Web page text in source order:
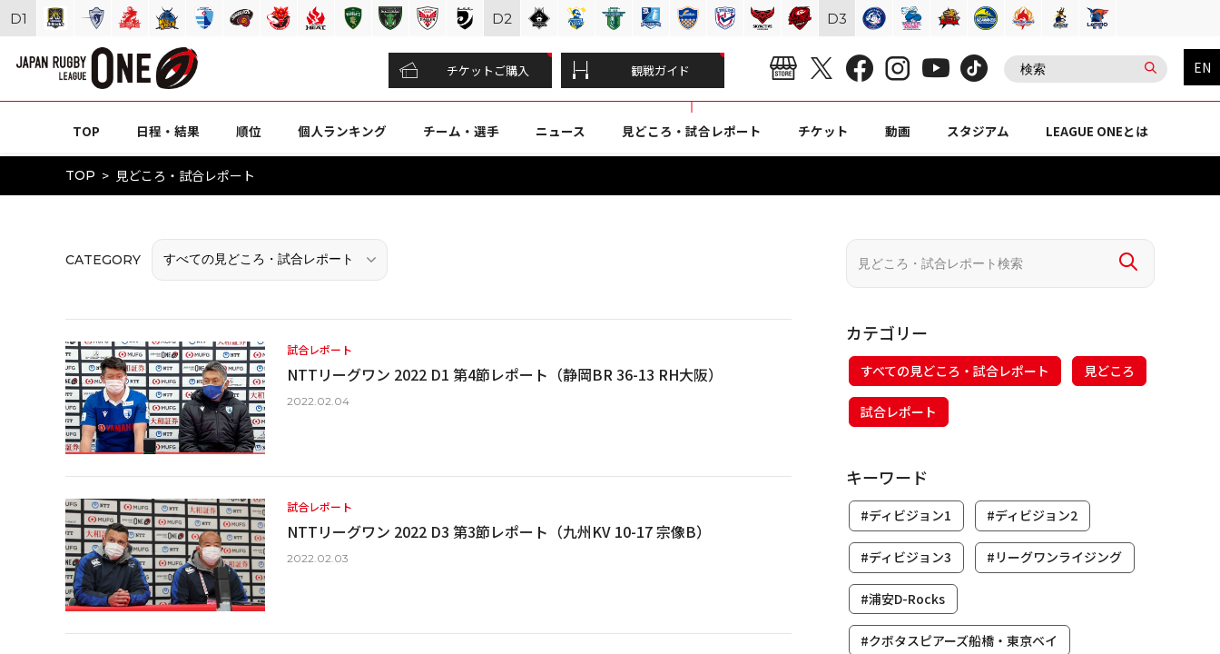
チケットご購入 観戦ガイド EN
TOP 日程・結果 順位 個人ランキング チーム・選手 ニュース 見どころ・試合レポート チケット 動画 スタジアム LEAGUE ONEとは
TOP 見どころ・試合レポート
CATEGORY
試合レポート
NTTリーグワン 2022 D1 第4節レポート（静岡BR 36-13 RH大阪）
2022.02.04
試合レポート
NTTリーグワン 2022 D3 第3節レポート（九州KV 10-17 宗像B）
2022.02.03
カテゴリー
すべての見どころ・試合レポート 見どころ
試合レポート
キーワード
#ディビジョン1 #ディビジョン2
#ディビジョン3 #リーグワンライジング
#浦安D-Rocks
#クボタスピアーズ船橋・東京ベイ
D1 D2 D3